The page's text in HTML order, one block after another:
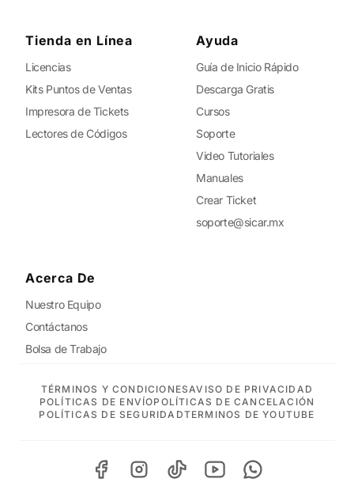
Tienda en Línea
Licencias
Kits Puntos de Ventas
Impresora de Tickets
Lectores de Códigos
Ayuda
Guía de Inicio Rápido
Descarga Gratis
Cursos
Soporte
Video Tutoriales
Manuales
Crear Ticket
soporte@sicar.mx
Acerca De
Nuestro Equipo
Contáctanos
Bolsa de Trabajo
TÉRMINOS Y CONDICIONESAVISO DE PRIVACIDAD
POLÍTICAS DE ENVÍOPOLÍTICAS DE CANCELACIÓN
POLÍTICAS DE SEGURIDADTERMINOS DE YOUTUBE